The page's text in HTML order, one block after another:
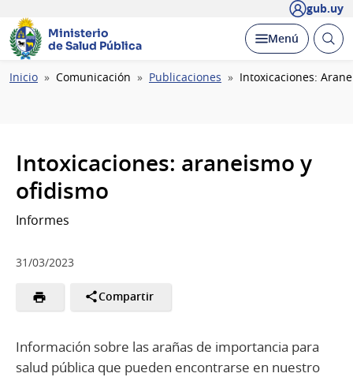
gub.uy
Ministerio
de Salud Pública
Desplegar
Menú Abrir
Ruta
Inicio Comunicación Publicaciones Intoxicaciones:
Intoxicaciones: araneismo y
ofidismo
Informes
31/03/2023
Compartir
Información sobre las arañas de importancia para
salud pública que pueden encontrarse en nuestro